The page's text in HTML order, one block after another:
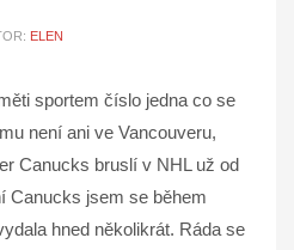
ELEN
sportem číslo jedna co se
není ani ve Vancouveru,
Canucks bruslí v NHL už od
Canucks jsem se během
hned několikrát. Ráda se